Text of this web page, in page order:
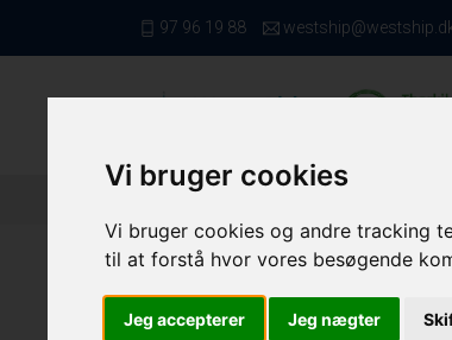
Vi bruger cookies
Vi bruger cookies og andre tracking
til at forstå hvor vores besøgende
Jeg accepterer Jeg nægter
97 96 19 88